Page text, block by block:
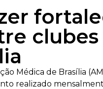
clubes
Médica de Brasília
realizado